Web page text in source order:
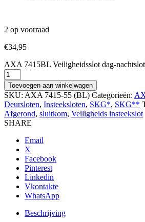
2 op voorraad
€34,95
AXA 7415BL Veiligheidsslot dag-
Toevoegen aan winkelwagen
SKU: AXA 7415-55 (BL) Categorieën:
Deursloten, Insteeksloten, SKG*, SKG**
Afgerond, sluitkom, Veiligheids insteekslot
SHARE
Email
X
Facebook
Pinterest
Linkedin
Vkontakte
WhatsApp
Beschrijving